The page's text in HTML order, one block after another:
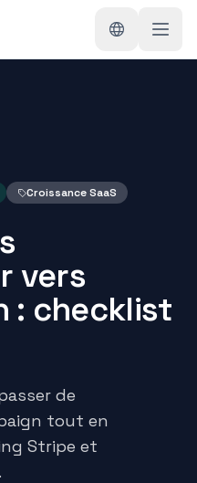
Croissance SaaS
vers
: checklist
de
tout en
Stripe et